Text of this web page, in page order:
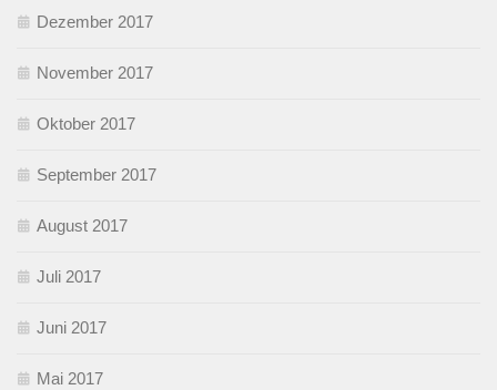
Dezember 2017
November 2017
Oktober 2017
September 2017
August 2017
Juli 2017
Juni 2017
Mai 2017